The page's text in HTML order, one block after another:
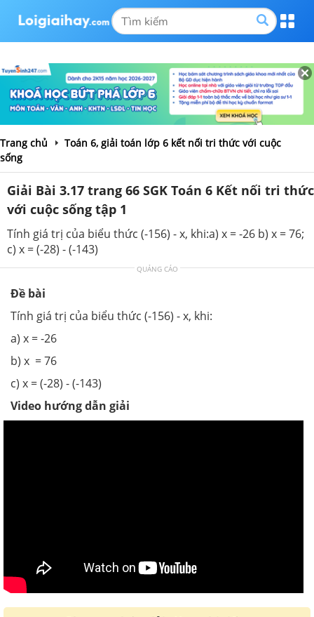
Trang chủ
Toán 6, giải toán lớp 6 kết nối tri thức với cuộc
sống
Giải Bài 3.17 trang 66 SGK Toán 6 Kết nối tri thức
với cuộc sống tập 1
Tính giá trị của biểu thức (-156) - x, khi:a) x = -26 b) x = 76;
c) x = (-28) - (-143)
QUẢNG CÁO
Đề bài
Tính giá trị của biểu thức (-156) - x, khi:
a) x = -26
b) x = 76
c) x = (-28) - (-143)
Video hướng dẫn giải